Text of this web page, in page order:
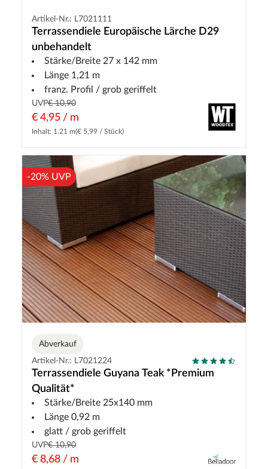
Artikel-Nr.: L7021111
Terrassendiele Europäische Lärche D29
unbehandelt
Stärke/Breite 27 x 142 mm
Länge 1,21 m
franz. Profil / grob geriffelt
UVP€ 10,90
€ 4,95 / m
Inhalt: 1.21 m(€ 5,99 / Stück)
-20% UVP
Abverkauf
Artikel-Nr.: L7021224
Terrassendiele Guyana Teak *Premium
Qualität*
Stärke/Breite 25x140 mm
Länge 0,92 m
glatt / grob geriffelt
UVP€ 10,90
€ 8,68 / m